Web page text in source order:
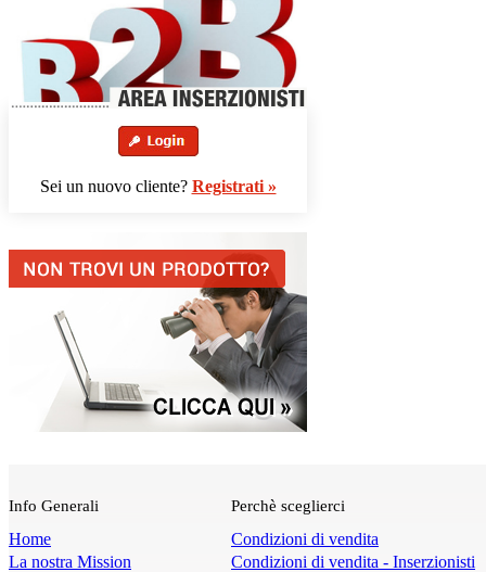
Sei un nuovo cliente? Registrati »
Info Generali
Home
La nostra Mission
Perchè sceglierci
Condizioni di vendita
Condizioni di vendita - Inserzionisti